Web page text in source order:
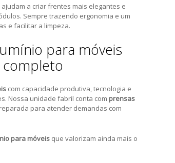
ajudam a criar frentes mais elegantes e
Sempre trazendo ergonomia e um
e facilitar a limpeza.
para móveis
com capacidade produtiva, tecnologia e
Nossa unidade fabril conta com prensas
para atender demandas com
para móveis que valorizam ainda mais o